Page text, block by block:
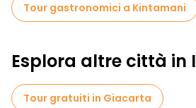
Tour gastronomici a Kintamani
Esplora altre città in
Tour gratuiti in Giacarta